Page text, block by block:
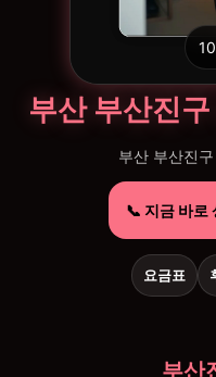
부산 부산진
부산 부산진
📞 지금 바로
요금표
부산